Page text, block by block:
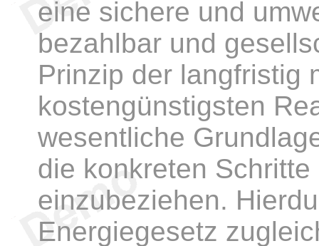
eine sichere und
bezahlbar und
Prinzip der langfristig
kostengünstigsten
wesentliche
die konkreten
einzubeziehen.
Energiegesetz